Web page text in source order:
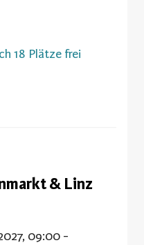
18 Plätze frei
& Linz
09:00 -